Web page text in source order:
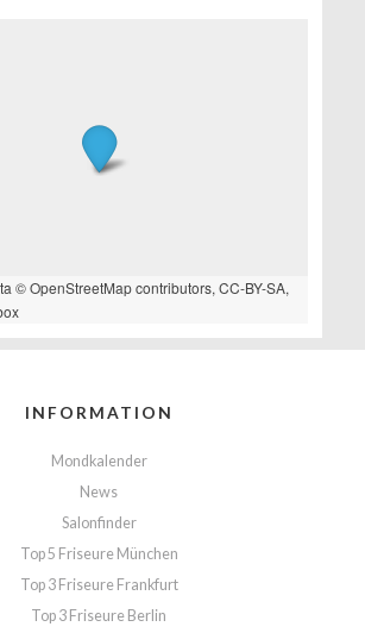
©OpenStreetMapcontributors, CC-BY-SA,
INFORMATION
Mondkalender
News
Salonfinder
Top 5 Friseure München
Top 3 Friseure Frankfurt
Top 3 Friseure Berlin